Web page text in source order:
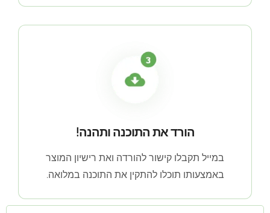
הורד את התוכנה ותהנה!
במייל תקבלו קישור להורדה ואת רישיון המוצר
באמצעותו תוכלו להתקין את התוכנה במלואה.